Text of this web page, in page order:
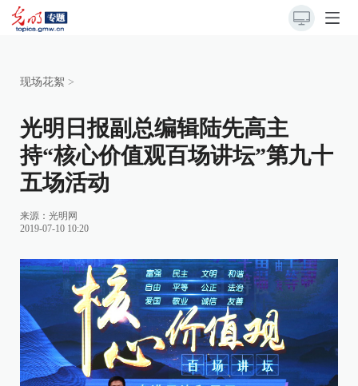
现场花絮 >
光明日报副总编辑陆先高主
持“核心价值观百场讲坛”第九十
五场活动
来源： 光明网
2019-07-10 10:20